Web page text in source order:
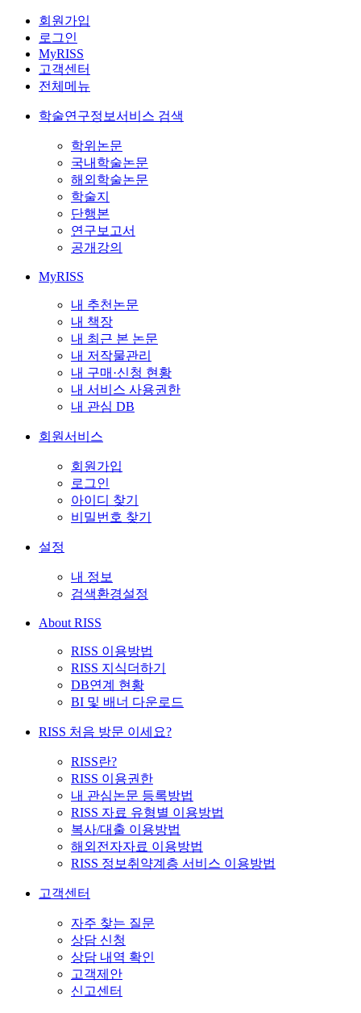
회원가입
로그인
MyRISS
고객센터
전체메뉴
학술연구정보서비스 검색
학위논문
국내학술논문
해외학술논문
학술지
단행본
연구보고서
공개강의
MyRISS
내 추천논문
내 책장
내 최근 본 논문
내 저작물관리
내 구매·신청 현황
내 서비스 사용권한
내 관심 DB
회원서비스
회원가입
로그인
아이디 찾기
비밀번호 찾기
설정
내 정보
검색환경설정
About RISS
RISS 이용방법
RISS 지식더하기
DB연계 현황
BI 및 배너 다운로드
RISS 처음 방문 이세요?
RISS란?
RISS 이용권한
내 관심논문 등록방법
RISS 자료 유형별 이용방법
복사/대출 이용방법
해외전자자료 이용방법
RISS 정보취약계층 서비스 이용방법
고객센터
자주 찾는 질문
상담 신청
상담 내역 확인
고객제안
신고센터